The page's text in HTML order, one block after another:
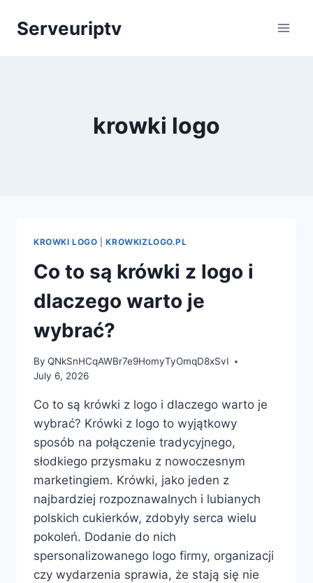
Serveuriptv
krowki logo
KROWKI LOGO |KROWKIZLOGO.PL
Co to są krówki z logo i
dlaczego warto je
wybrać?
By QNkSnHCqAWBr7e9HomyTyOmqD8xSvI
July 6, 2026
Co to są krówki z logo i dlaczego warto je
wybrać? Krówki z logo to wyjątkowy
sposób na połączenie tradycyjnego,
słodkiego przysmaku z nowoczesnym
marketingiem. Krówki, jako jeden z
najbardziej rozpoznawalnych i lubianych
polskich cukierków, zdobyły serca wielu
pokoleń. Dodanie do nich
spersonalizowanego logo firmy, organizacji
czy wydarzenia sprawia, że stają się nie